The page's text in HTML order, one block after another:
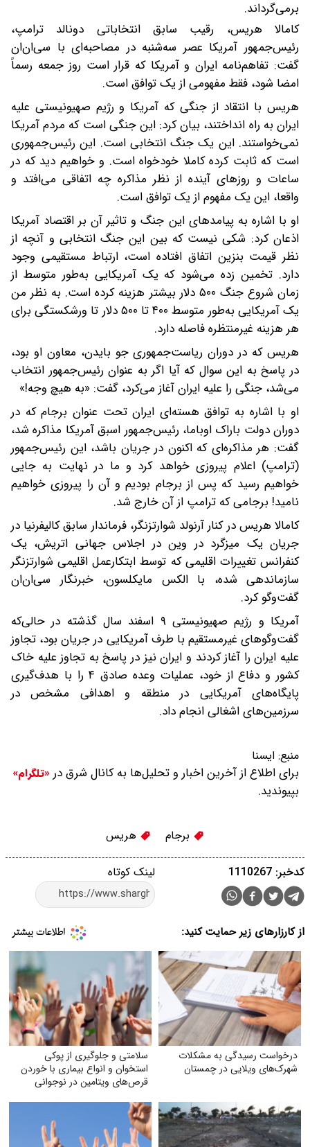
برمی‌گرداند.
کامالا هریس، رقیب سابق انتخاباتی دونالد ترامپ،
رئیس‌جمهور آمریکا عصر سه‌شنبه در مصاحبه‌ای با سی‌ان‌ان
گفت: تفاهم‌نامه ایران و آمریکا که قرار است روز جمعه رسماً
امضا شود، فقط مفهومی از یک توافق است.
هریس با انتقاد از جنگی که آمریکا و رژیم صهیونیستی علیه
ایران به راه انداختند، بیان کرد: این جنگی است که مردم آمریکا
نمی‌خواستند. این یک جنگ انتخابی است. این رئیس‌جمهوری
است که ثابت کرده کاملا خودخواه است. و خواهیم دید که در
ساعات و روزهای آینده از نظر مذاکره چه اتفاقی می‌افتد و
واقعا، این یک مفهوم از یک توافق است.
او با اشاره به پیامدهای این جنگ و تاثیر آن بر اقتصاد آمریکا
اذعان کرد: شکی نیست که بین این جنگ انتخابی و آنچه از
نظر قیمت بنزین اتفاق افتاده است، ارتباط مستقیمی وجود
دارد. تخمین زده می‌شود که یک آمریکایی به‌طور متوسط ​​از
زمان شروع جنگ ۵۰۰ دلار بیشتر هزینه کرده است. به نظر من
یک آمریکایی به‌طور متوسط ​​۴۰۰ تا ۵۰۰ دلار تا ورشکستگی برای
هر هزینه غیرمنتظره فاصله دارد.
هریس که در دوران ریاست‌جمهوری جو بایدن، معاون او بود،
در پاسخ به این سوال که آیا اگر به عنوان رئیس‌جمهور انتخاب
می‌شد، جنگی را علیه ایران آغاز می‌کرد، گفت: «به هیچ وجه!»
او با اشاره به توافق هسته‌ای ایران تحت عنوان برجام که در
دوران دولت باراک اوباما، رئیس‌جمهور اسبق آمریکا مذاکره شد،
گفت: هر مذاکره‌ای که اکنون در جریان باشد، این رئیس‌جمهور
(ترامپ) اعلام پیروزی خواهد کرد و ما در نهایت به جایی
خواهیم رسید که پس از برجام بودیم و آن را پیروزی خواهیم
نامید! برجامی که ترامپ از آن خارج شد.
کامالا هریس در کنار آرنولد شوارتزنگر، فرماندار سابق کالیفرنیا در
جریان یک میزگرد در وین در اجلاس جهانی اتریش، یک
کنفرانس تغییرات اقلیمی که توسط ابتکارعمل اقلیمی شوارتزنگر
سازماندهی شده، با الکس مایکلسون، خبرنگار سی‌ان‌ان
گفت‌وگو کرد.
آمریکا و رژیم صهیونیستی ۹ اسفند سال گذشته در حالی‌که
گفت‌وگوهای غیرمستقیم با طرف آمریکایی در جریان بود، تجاوز
علیه ایران را آغاز کردند و ایران نیز در پاسخ به تجاوز علیه خاک
کشور و دفاع از خود، عملیات وعده صادق ۴ را با هدف‌گیری
پایگاه‌های آمریکایی در منطقه و اهدافی مشخص در
سرزمین‌های اشغالی انجام داد.
منبع: ایسنا
برای اطلاع از آخرین اخبار و تحلیل‌ها به کانال شرق در «تلگرام»
بپیوندید.
برجام هریس
لینک کوتاه کدخبر: 1110267
از کارزارهای زیر حمایت کنید:
درخواست رسیدگی به مشکلات
شهرک‌های ویلایی در چمستان
سلامتی و جلوگیری از پوکی
استخوان و انواع بیماری با خوردن
قرص‌های ویتامین در نوجوانی